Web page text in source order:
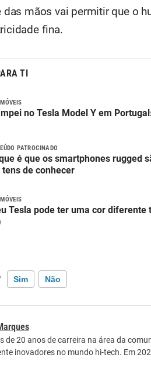
das mãos vai permitir que o
fina.
TI
no Tesla Model Y em
PATROCINADO
é que os smartphones rugged
tens de conhecer
Tesla pode ter uma cor diferente
Sim Não
a informação que procuro
de 20 anos de carreira na área da
inovadores no mundo hi-tech. Em